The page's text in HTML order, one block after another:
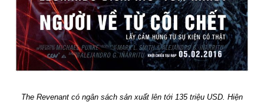
The Revenant có ngân sách sản xuất lên tới 135 triệu USD. Hiện